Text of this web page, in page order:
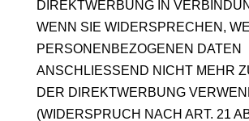
DIREKTWERBUNG IN
WENN SIE WIDERSPRECHEN,
PERSONENBEZOGENEN DATEN
ANSCHLIESSEND NICHT MEHR
DER DIREKTWERBUNG
(WIDERSPRUCH NACH ART. 21